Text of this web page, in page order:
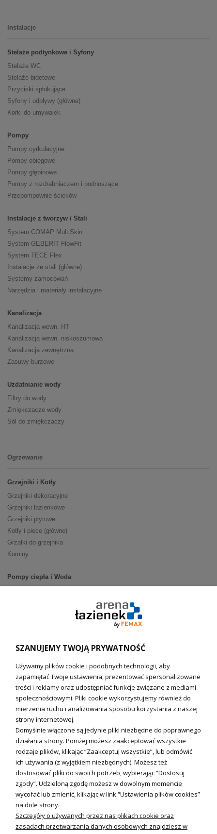
Instalacje
Stelaże podtynkowe i Syfony
Stelaże WC
Stelaże bidetowe
Przyciski spłukujące
Syfony i odpływy (główne)
Korki do umywalek
Pompy
Pompy cyrkulacyjne
Pompy obiegowe
Pompy głębinowe
Pompy z rozdrabniaczem i podnoszące
Przepompownie ścieków
Instalacje z tworzyw / Stali
System COMAP MultiSkin
System GEBERIT FlowFit
System TECE Flex
Instalacje ze stali (główne)
Systemy zamocowań
Narzędzia i materiały instalacyjne
Kanalizacja
Kanalizacja wewn. HT
Kanalizacja wewn. niskoszumowa
Kanalizacja zewnętrzna
Zasuwy burzowe
Uzdatnianie wody
Filtry do wody
Zmiękczacze wody
Sól do zmiękczaczy
Ogrzewanie
Grzejniki i Kotły
Grzejniki dekoracyjne
Grzejniki łazienkowe
Grzejniki płytowe
Kotły i piece (główne)
Grzałki do grzejnika
Kominy
Pompy ciepła i Woda
Ogrzewanie podłogowe (główne)
Technika solarna
Fotowoltanika
Sterowniki i regulatory
Nagrzewnice i kurtyny
Kuchnia i Wentylacja
Kuchnia
Zlewozmywaki
Baterie kuchenne
Młynki do odpadów
Wentylacja i Informacje
SZANUJEMY TWOJĄ PRYWATNOŚĆ
Używamy plików cookie i podobnych technologii, aby
zapamiętać Twoje ustawienia, prezentować spersonalizowane
treści i reklamy oraz udostępniać funkcje związane z mediami
społecznościowymi. Pliki cookie wykorzystujemy również do
mierzenia ruchu i analizowania sposobu korzystania z naszej
strony internetowej.
Domyślnie włączone są jedynie pliki niezbędne do poprawnego
działania strony. Poniżej możesz zaakceptować wszystkie
rodzaje plików, klikając “Zaakceptuj wszystkie”, lub odmówić
ich używania (z wyjątkiem niezbędnych). Możesz też
dostosować pliki do swoich potrzeb, wybierając “Dostosuj
zgody”. Udzieloną zgodę możesz w dowolnym momencie
wycofać lub zmienić, klikając w link “Ustawienia plików cookies”
na dole strony.
Szczegóły o używanych przez nas plikach cookie oraz
zasadach przetwarzania danych osobowych znajdziesz w